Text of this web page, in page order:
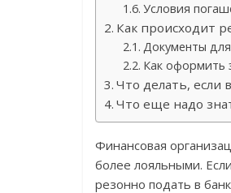
Условия
Как происходит
Документы
Как оформить
Что делать, если
Что еще надо
Финансовая
более лояльными.
резонно подать в